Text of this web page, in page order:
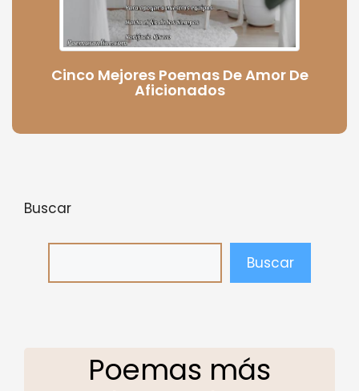
Cinco Mejores Poemas De Amor De
Aficionados
Buscar
Buscar
Poemas más